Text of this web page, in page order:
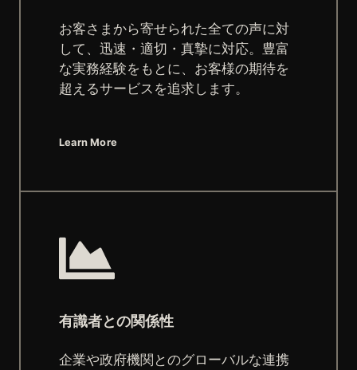
お客さまから寄せられた全ての声に対
して、迅速・適切・真摯に対応。豊富
な実務経験をもとに、お客様の期待を
超えるサービスを追求します。
Learn More
有識者との関係性
企業や政府機関とのグローバルな連携